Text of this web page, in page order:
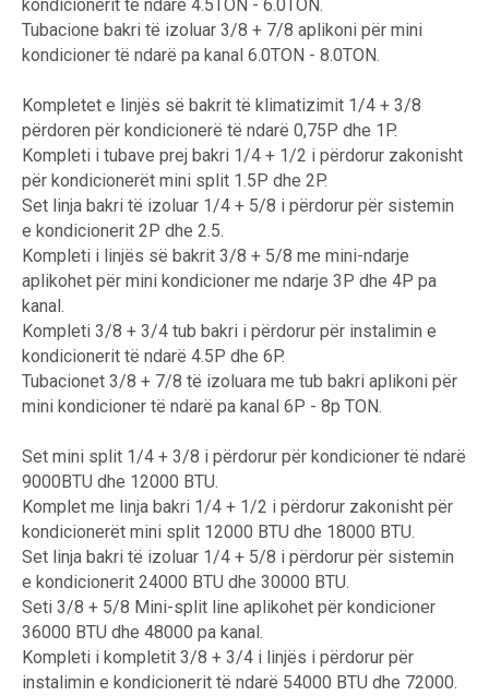
kondicionerit të ndarë 4.5TON - 6.0TON.
Tubacione bakri të izoluar 3/8 + 7/8 aplikoni për mini
kondicioner të ndarë pa kanal 6.0TON - 8.0TON.
Kompletet e linjës së bakrit të klimatizimit 1/4 + 3/8
përdoren për kondicionerë të ndarë 0,75P dhe 1P.
Kompleti i tubave prej bakri 1/4 + 1/2 i përdorur zakonisht
për kondicionerët mini split 1.5P dhe 2P.
Set linja bakri të izoluar 1/4 + 5/8 i përdorur për sistemin
e kondicionerit 2P dhe 2.5.
Kompleti i linjës së bakrit 3/8 + 5/8 me mini-ndarje
aplikohet për mini kondicioner me ndarje 3P dhe 4P pa
kanal.
Kompleti 3/8 + 3/4 tub bakri i përdorur për instalimin e
kondicionerit të ndarë 4.5P dhe 6P.
Tubacionet 3/8 + 7/8 të izoluara me tub bakri aplikoni për
mini kondicioner të ndarë pa kanal 6P - 8p TON.
Set mini split 1/4 + 3/8 i përdorur për kondicioner të ndarë
9000BTU dhe 12000 BTU.
Komplet me linja bakri 1/4 + 1/2 i përdorur zakonisht për
kondicionerët mini split 12000 BTU dhe 18000 BTU.
Set linja bakri të izoluar 1/4 + 5/8 i përdorur për sistemin
e kondicionerit 24000 BTU dhe 30000 BTU.
Seti 3/8 + 5/8 Mini-split line aplikohet për kondicioner
36000 BTU dhe 48000 pa kanal.
Kompleti i kompletit 3/8 + 3/4 i linjës i përdorur për
instalimin e kondicionerit të ndarë 54000 BTU dhe 72000.